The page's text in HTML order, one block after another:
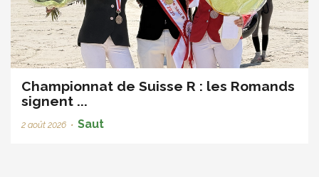
Championnat de Suisse R : les Romands
signent ...
2 août 2026 • Saut